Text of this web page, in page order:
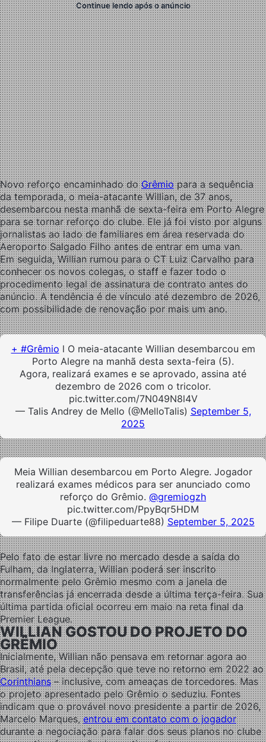
Continue lendo após o anúncio
Novo reforço encaminhado doGrêmiopara a sequência
da temporada, o meia-atacante Willian, de 37 anos,
desembarcou nesta manhã de sexta-feira em Porto Alegre
para se tornar reforço do clube. Ele já foi visto por alguns
jornalistas ao lado de familiares em área reservada do
Aeroporto Salgado Filho antes de entrar em uma van.
Em seguida, Willian rumou para o CT Luiz Carvalho para
conhecer os novos colegas, o staff e fazer todo o
procedimento legal de assinatura de contrato antes do
anúncio. A tendência é de vínculo até dezembro de 2026,
com possibilidade de renovação por mais um ano.
+ #Grêmio l O meia-atacante Willian desembarcou em
Porto Alegre na manhã desta sexta-feira (5).
Agora, realizará exames e se aprovado, assina até
dezembro de 2026 com o tricolor.
pic.twitter.com/7N049N8l4V
— Talis Andrey de Mello (@MelloTalis) September 5,
2025
Meia Willian desembarcou em Porto Alegre. Jogador
realizará exames médicos para ser anunciado como
reforço do Grêmio. @gremiogzh
pic.twitter.com/PpyBqr5HDM
— Filipe Duarte (@filipeduarte88) September 5, 2025
Pelo fato de estar livre no mercado desde a saída do
Fulham, da Inglaterra, Willian poderá ser inscrito
normalmente pelo Grêmio mesmo com a janela de
transferências já encerrada desde a última terça-feira. Sua
última partida oficial ocorreu em maio na reta final da
Premier League.
WILLIAN GOSTOU DO PROJETO DO
GRÊMIO
Inicialmente, Willian não pensava em retornar agora ao
Brasil, até pela decepção que teve no retorno em 2022 ao
Corinthians– inclusive, com ameaças de torcedores. Mas
o projeto apresentado pelo Grêmio o seduziu. Fontes
indicam que o provável novo presidente a partir de 2026,
Marcelo Marques,entrou em contato com o jogador
durante a negociação para falar dos seus planos no clube